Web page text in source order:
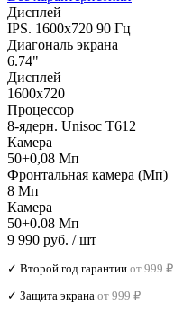
Дисплей
IPS. 1600x720 90 Гц
Диагональ экрана
6.74"
Дисплей
1600x720
Процессор
8-ядерн. Unisoc T612
Камера
50+0,08 Мп
Фронтальная камера (Мп)
8 Мп
Камера
50+0.08 Мп
9 990 руб. / шт
✓ Второй год гарантии от 999 ₽
✓ Защита экрана от 999 ₽